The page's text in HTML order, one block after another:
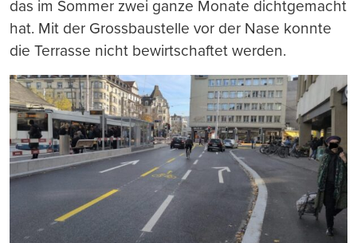
das im Sommer zwei ganze Monate dichtgemacht
hat. Mit der Grossbaustelle vor der Nase konnte
die Terrasse nicht bewirtschaftet werden.